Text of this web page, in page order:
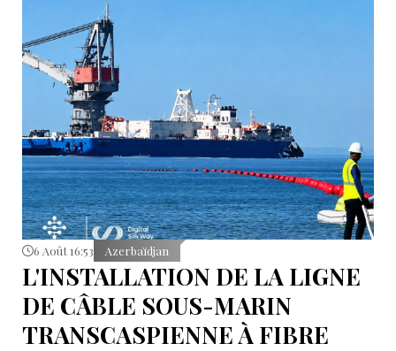
6 Août 16:53 Azerbaïdjan
L'INSTALLATION DE LA LIGNE
DE CÂBLE SOUS-MARIN
TRANSCASPIENNE À FIBRE